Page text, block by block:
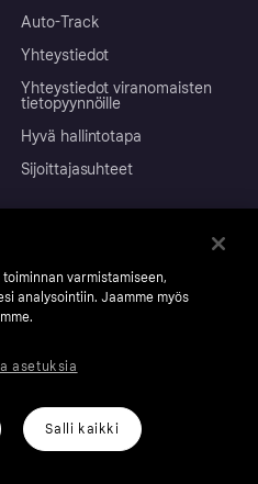
Auto-Track
Yhteystiedot
Yhteystiedot viranomaisten
tietopyynnöille
Hyvä hallintotapa
Sijoittajasuhteet
Shoppaile turvallisesti Klarnalla
Peruutusoikeutesi
Kehittäjät
Operatiivinen tila
varmistamiseen,
analysointiin. Jaamme myös
Salli kaikki
asetuksia